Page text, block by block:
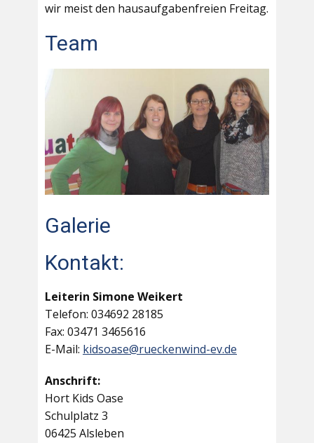
wir meist den hausaufgabenfreien Freitag.
Team
Galerie
Kontakt:
Leiterin Simone Weikert
Telefon: 034692 28185
Fax: 03471 3465616
E-Mail: kidsoase@rueckenwind-ev.de
Anschrift:
Hort Kids Oase
Schulplatz 3
06425 Alsleben